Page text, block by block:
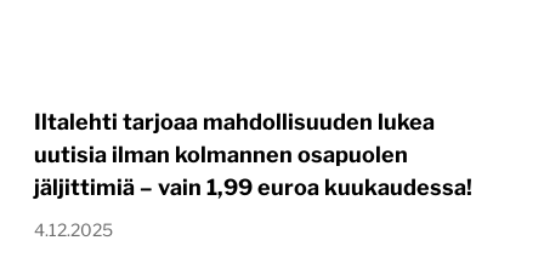
Iltalehti tarjoaa mahdollisuuden lukea
uutisia ilman kolmannen osapuolen
jäljittimiä – vain 1,99 euroa kuukaudessa!
4.12.2025